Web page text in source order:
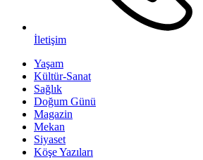
İletişim
Yaşam
Kültür-Sanat
Sağlık
Doğum Günü
Magazin
Mekan
Siyaset
Köşe Yazıları